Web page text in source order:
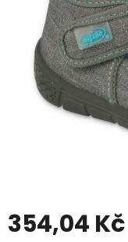
354,04 Kč